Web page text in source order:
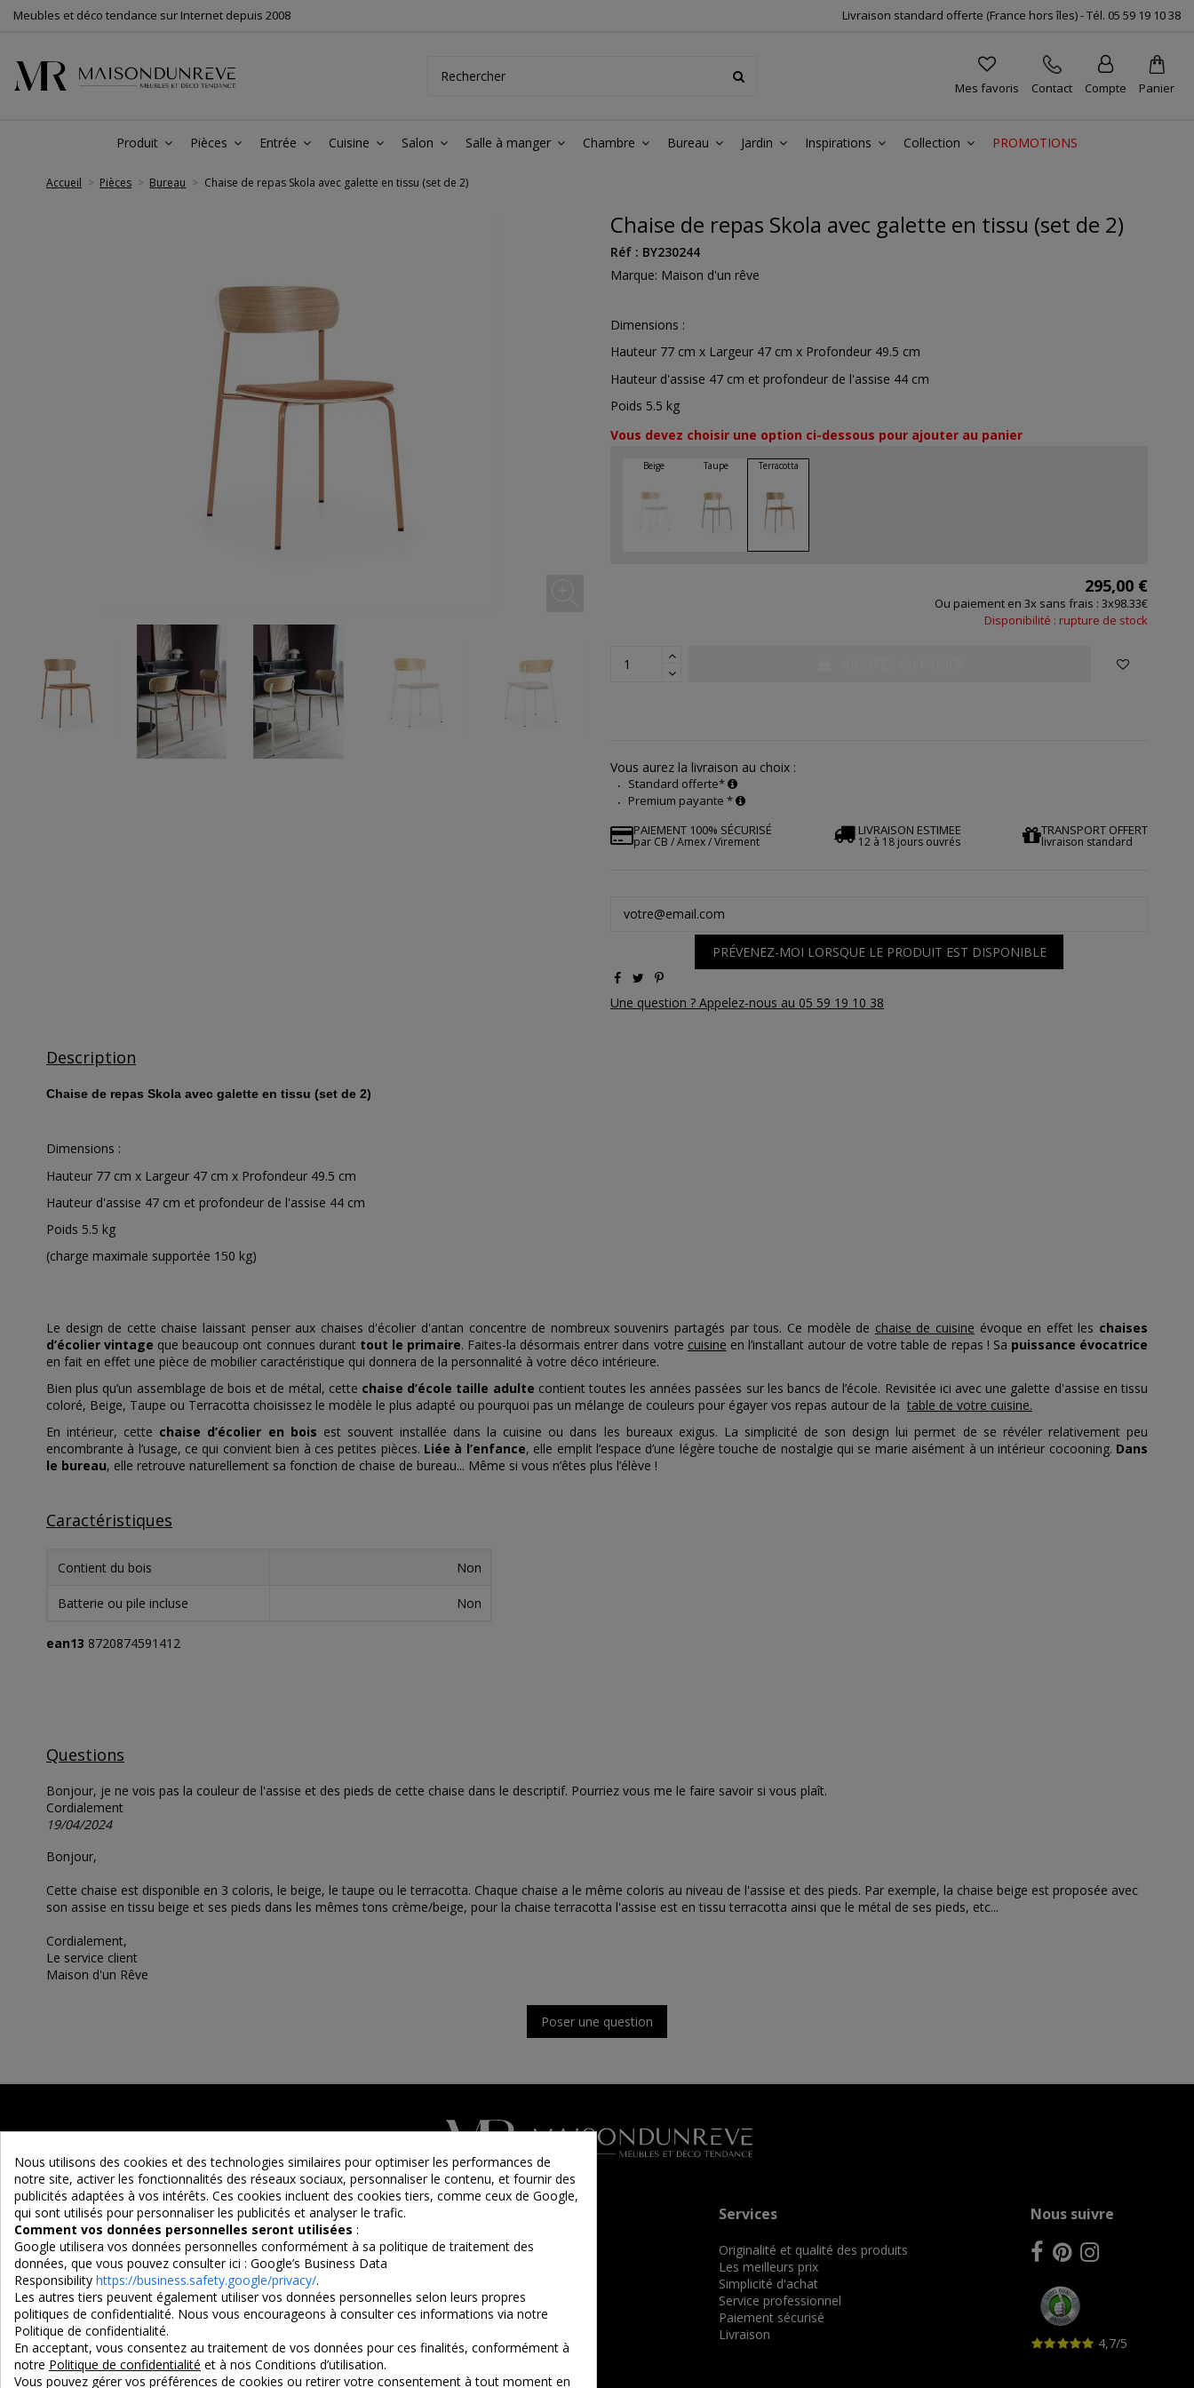
Meubles et déco tendance sur Internet depuis 2008 Livraison standard offerte (France hors îles) -Tél. 05 59 19 10 38
Mes favoris Contact Compte Panier
Produit Pièces Entrée Cuisine Salon Salle à manger Chambre Bureau Jardin Inspirations Collection PROMOTIONS
Accueil Pièces Bureau Chaise de repas Skola avec galette en tissu (set de 2)
Chaise de repas Skola avec galette en tissu (set de 2)
Réf : BY230244
Marque: Maison d'un rêve
Dimensions :
Hauteur 77 cm x Largeur 47 cm x Profondeur 49.5 cm
Hauteur d'assise 47 cm et profondeur de l'assise 44 cm
Poids 5.5 kg
Vous devez choisir une option ci-dessous pour ajouter au panier
295,00 €
Ou paiement en 3x sans frais : 3x98.33€
Disponibilité : rupture de stock
Vous aurez la livraison au choix :
Standard offerte*
Premium payante *
PAIEMENT 100% SÉCURISÉ
par CB / Amex / Virement
LIVRAISON ESTIMEE
12 à 18 jours ouvrés
TRANSPORT OFFERT
livraison standard
PRÉVENEZ-MOI LORSQUE LE PRODUIT EST DISPONIBLE
Une question ? Appelez-nous au 05 59 19 10 38
Description
Chaise de repas Skola avec galette en tissu (set de 2)
Dimensions :
Hauteur 77 cm x Largeur 47 cm x Profondeur 49.5 cm
Hauteur d'assise 47 cm et profondeur de l'assise 44 cm
Poids 5.5 kg
(charge maximale supportée 150 kg)
Le design de cette chaise laissant penser aux chaises d'écolier d'antan concentre de nombreux souvenirs partagés par tous. Ce modèle de chaise de cuisine évoque en effet les chaises
d’écolier vintage que beaucoup ont connues durant tout le primaire. Faites-la désormais entrer dans votre cuisine en l’installant autour de votre table de repas ! Sa puissance évocatrice
en fait en effet une pièce de mobilier caractéristique qui donnera de la personnalité à votre déco intérieure.
Bien plus qu’un assemblage de bois et de métal, cette chaise d’école taille adulte contient toutes les années passées sur les bancs de l’école. Revisitée ici avec une galette d'assise en tissu
coloré, Beige, Taupe ou Terracotta choisissez le modèle le plus adapté ou pourquoi pas un mélange de couleurs pour égayer vos repas autour de la table de votre cuisine.
En intérieur, cette chaise d’écolier en bois est souvent installée dans la cuisine ou dans les bureaux exigus. La simplicité de son design lui permet de se révéler relativement peu
encombrante à l’usage, ce qui convient bien à ces petites pièces. Liée à l’enfance, elle emplit l’espace d’une légère touche de nostalgie qui se marie aisément à un intérieur cocooning. Dans
le bureau, elle retrouve naturellement sa fonction de chaise de bureau... Même si vous n’êtes plus l’élève !
Caractéristiques
Contient du bois Non
Batterie ou pile incluse Non
ean13 8720874591412
Questions
Bonjour, je ne vois pas la couleur de l'assise et des pieds de cette chaise dans le descriptif. Pourriez vous me le faire savoir si vous plaît.
Cordialement
19/04/2024
Bonjour,
Cette chaise est disponible en 3 coloris, le beige, le taupe ou le terracotta. Chaque chaise a le même coloris au niveau de l'assise et des pieds. Par exemple, la chaise beige est proposée avec
son assise en tissu beige et ses pieds dans les mêmes tons crème/beige, pour la chaise terracotta l'assise est en tissu terracotta ainsi que le métal de ses pieds, etc...
Cordialement,
Le service client
Maison d'un Rêve
Poser une question
Maison d'un Rêve
Adresse :
EURL MAISON D'UN REVE
90 Route d'Ascarat
64220 UHART-CIZE
Tel : 05 59 19 10 38
e-mail : contact@maisondunreve.com
Informations
Qui sommes-nous ?
Mentions légales
Nos billets
Services
Originalité et qualité des produits
Les meilleurs prix
Simplicité d'achat
Service professionnel
Paiement sécurisé
Livraison
Nous suivre
4,7/5
Nous utilisons des cookies et des technologies similaires pour optimiser les performances de
notre site, activer les fonctionnalités des réseaux sociaux, personnaliser le contenu, et fournir des
publicités adaptées à vos intérêts. Ces cookies incluent des cookies tiers, comme ceux de Google,
qui sont utilisés pour personnaliser les publicités et analyser le trafic.
Comment vos données personnelles seront utilisées :
Google utilisera vos données personnelles conformément à sa politique de traitement des
données, que vous pouvez consulter ici : Google’s Business Data
Responsibility https://business.safety.google/privacy/.
Les autres tiers peuvent également utiliser vos données personnelles selon leurs propres
politiques de confidentialité. Nous vous encourageons à consulter ces informations via notre
Politique de confidentialité.
En acceptant, vous consentez au traitement de vos données pour ces finalités, conformément à
notre Politique de confidentialité et à nos Conditions d’utilisation.
Vous pouvez gérer vos préférences de cookies ou retirer votre consentement à tout moment en